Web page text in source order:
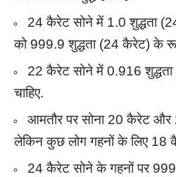
24 कैरेट सोने में 1.0 शुद्धता
को 999.9 शुद्धता (24 कैरेट) के
22 कैरेट सोने में 0.916
चाहिए.
आमतौर पर सोना 20 कैरेट और
लेकिन कुछ लोग गहनों के लिए 18
24 कैरेट सोने के गहनों पर